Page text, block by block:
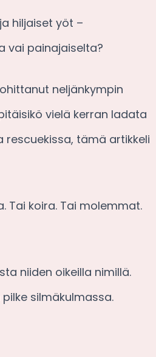
hiljaiset yöt –
vai painajaiselta?
neljänkympin
vielä kerran ladata
rescuekissa, tämä artikkeli
Tai koira. Tai molemmat.
niiden oikeilla nimillä.
silmäkulmassa.